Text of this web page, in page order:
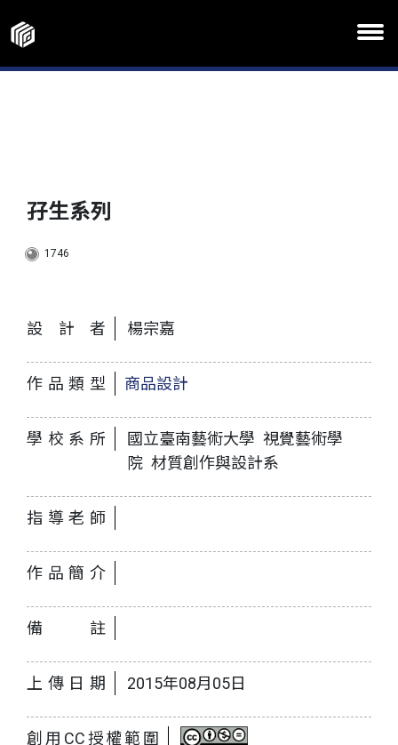
孖生系列
1746
設計者 楊宗嘉
作品類型 商品設計
學校系所
國立臺南藝術大學 視覺藝術學
院 材質創作與設計系
指導老師
作品簡介
備註
上傳日期 2015年08月05日
創用CC授權範圍